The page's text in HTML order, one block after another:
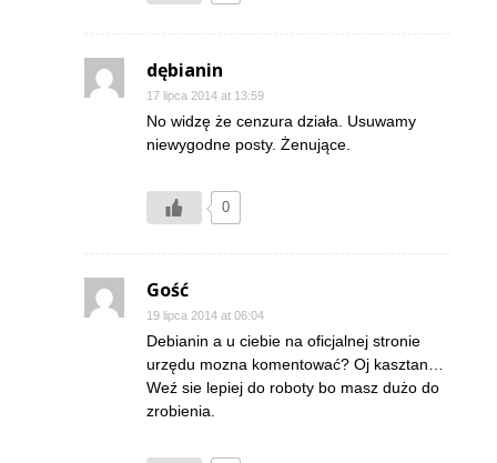
dębianin
17 lipca 2014 at 13:59
No widzę że cenzura działa. Usuwamy
niewygodne posty. Żenujące.
0
Gość
19 lipca 2014 at 06:04
Debianin a u ciebie na oficjalnej stronie
urzędu mozna komentować? Oj kasztan…
Weź sie lepiej do roboty bo masz dużo do
zrobienia.